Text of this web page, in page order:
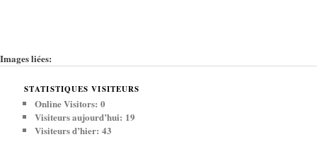
Images liées:
STATISTIQUES VISITEURS
Online Visitors:0
Visiteurs aujourd’hui: 19
Visiteurs d’hier:43